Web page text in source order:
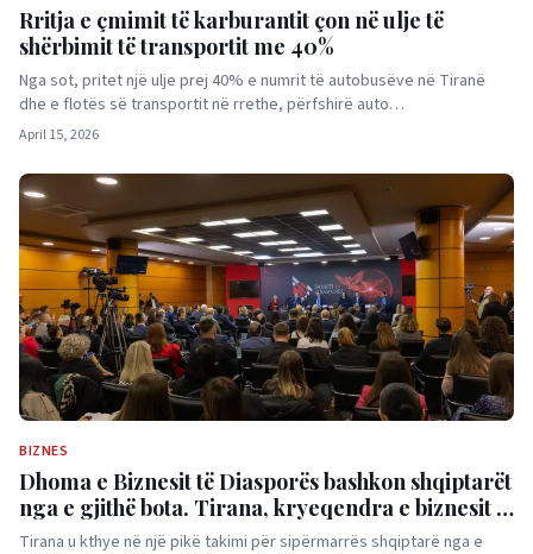
Rritja e çmimit të karburantit çon në ulje të
shërbimit të transportit me 40%
Nga sot, pritet një ulje prej 40% e numrit të autobusëve në Tiranë
dhe e flotës së transportit në rrethe, përfshirë auto…
April 15, 2026
BIZNES
Dhoma e Biznesit të Diasporës bashkon shqiptarët
nga e gjithë bota. Tirana, kryeqendra e biznesit të
diasporës
Tirana u kthye në një pikë takimi për sipërmarrës shqiptarë nga e